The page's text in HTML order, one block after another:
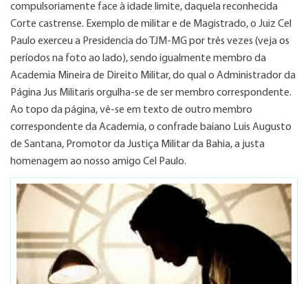
compulsoriamente face à idade limite, daquela reconhecida
Corte castrense. Exemplo de militar e de Magistrado, o Juiz Cel
Paulo exerceu a Presidencia do TJM-MG por três vezes (veja os
períodos na foto ao lado), sendo igualmente membro da
Academia Mineira de Direito Militar, do qual o Administrador da
Página Jus Militaris orgulha-se de ser membro correspondente.
Ao topo da página, vê-se em texto de outro membro
correspondente da Academia, o confrade baiano Luis Augusto
de Santana, Promotor da Justiça Militar da Bahia, a justa
homenagem ao nosso amigo Cel Paulo.